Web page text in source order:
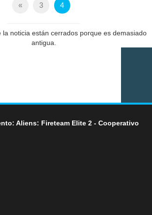
« 3 4
la noticia están cerrados porque es demasiado
antigua.
Aliens: Fireteam Elite 2 - Cooperativo